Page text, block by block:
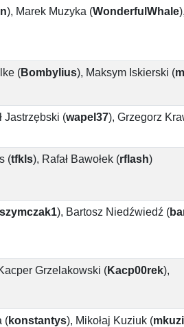
), Marek Muzyka (WonderfulWhale),
(Bombylius), Maksym Iskierski (
Jastrzębski (wapel37), Grzegorz
(tfkls), Rafał Bawołek (rflash)
), Bartosz Niedźwiedź (
Grzelakowski (Kacp00rek),
(konstantys), Mikołaj Kuziuk (